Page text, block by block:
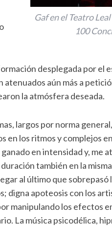
Gaf en el Teatro
100
desplegada por el
atenuados aún más a
la atmósfera deseada.
largos por norma
en los ritmos y complejos
en intensidad y, me
también en la
al último que sobrepasó
digna apoteosis con los
manipulando los efectos
La música psicodélica,